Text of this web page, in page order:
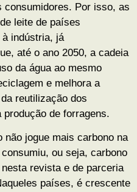
consumidores. Por isso, as
leite de países
indústria, já
até o ano 2050, a cadeia
da água ao mesmo
e melhora a
reutilização dos
de forragens.
não jogue mais carbono na
ou seja, carbono
revista e de parceria
países, é crescente